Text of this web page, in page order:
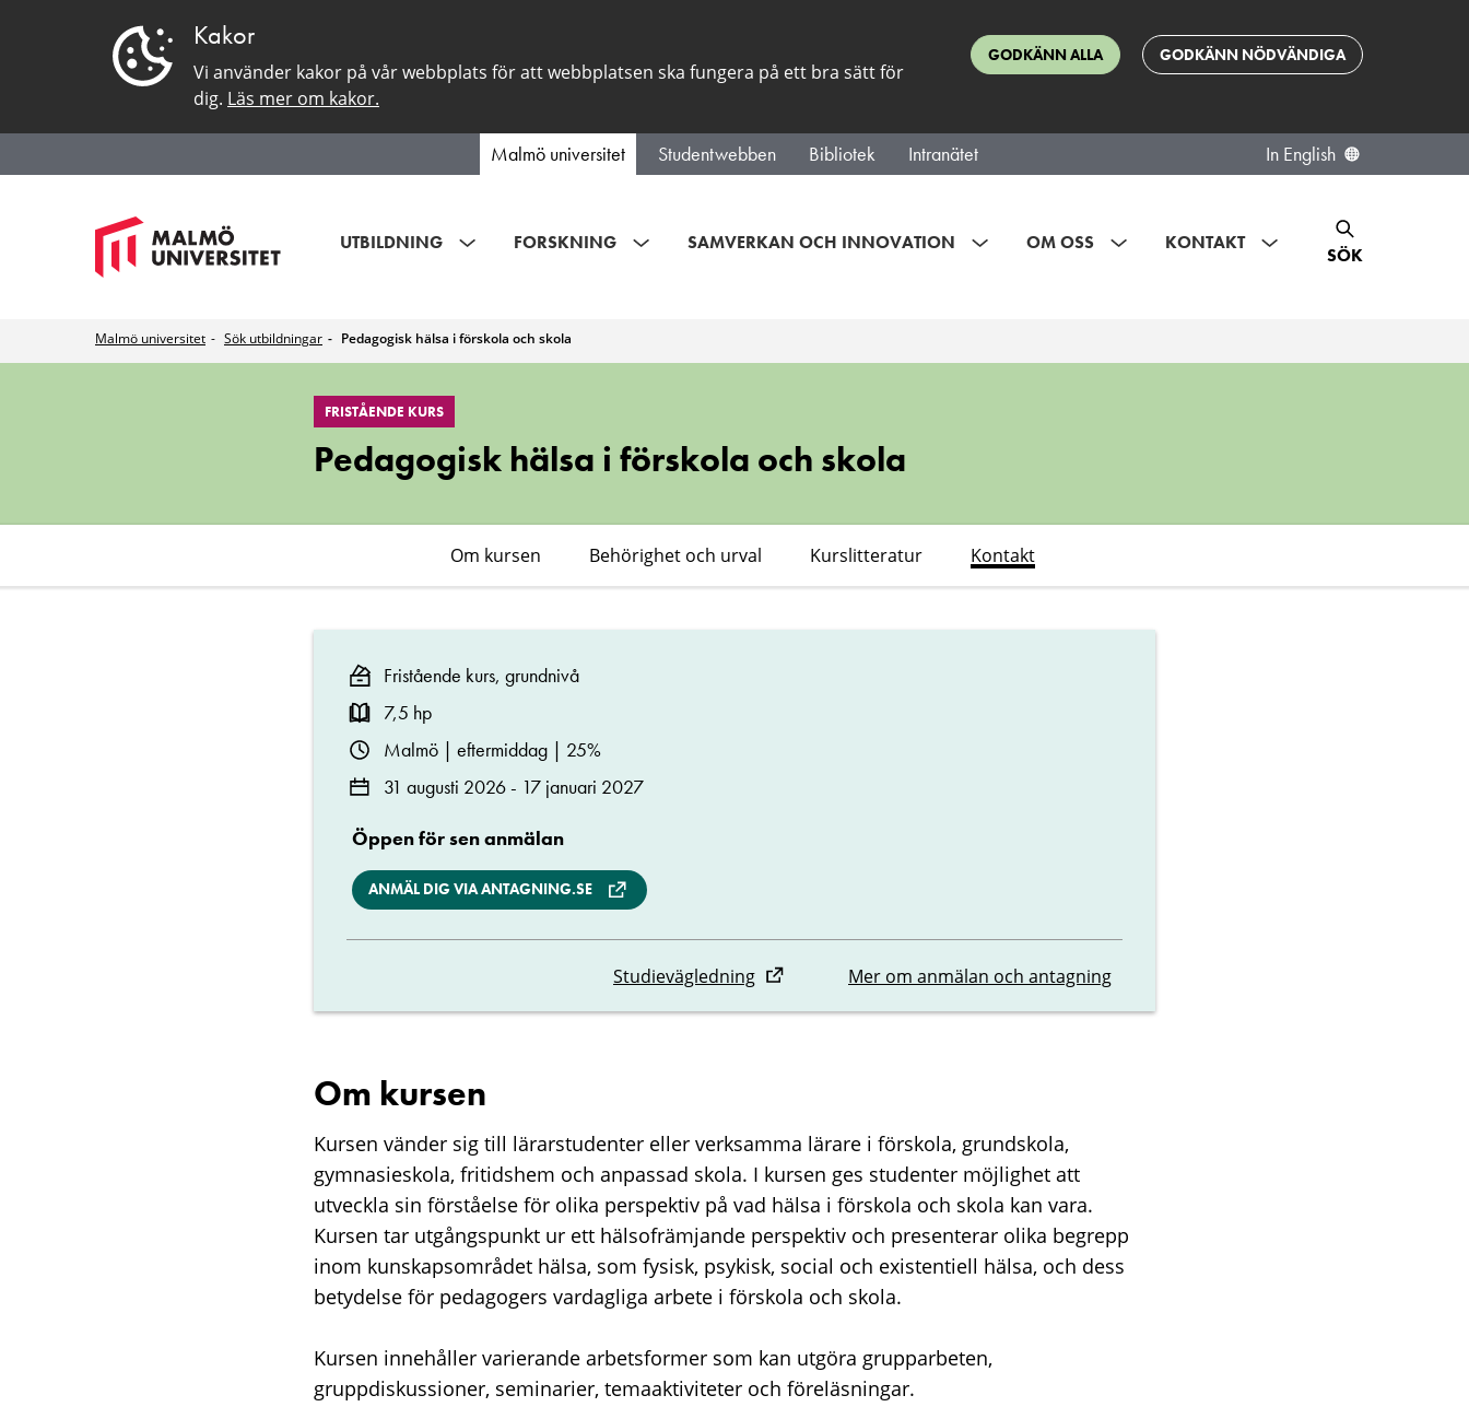
Kakor
Vi använder kakor på vår webbplats för att webbplatsen ska fungera på ett bra sätt för
dig. Läs mer om kakor.
GODKÄNN ALLA GODKÄNN NÖDVÄNDIGA
Malmö universitet Studentwebben Bibliotek Intranätet In English
UTBILDNING FORSKNING SAMVERKAN OCH INNOVATION OM OSS KONTAKT
SÖK
Malmö universitet Sök utbildningar Pedagogisk hälsa i förskola och skola
Pedagogisk
i
förskola
FRISTÅENDE KURS
Pedagogisk hälsa i förskola och skola
Om kursen Behörighet och urval Kurslitteratur Kontakt
Fristående kurs, grundnivå
7,5 hp
Malmö | eftermiddag | 25%
31 augusti 2026 - 17 januari 2027
Öppen för sen anmälan
ANMÄL DIG VIA ANTAGNING.SE
Studievägledning Mer om anmälan och antagning
Om kursen
Kursen vänder sig till lärarstudenter eller verksamma lärare i förskola, grundskola,
gymnasieskola, fritidshem och anpassad skola. I kursen ges studenter möjlighet att
utveckla sin förståelse för olika perspektiv på vad hälsa i förskola och skola kan vara.
Kursen tar utgångspunkt ur ett hälsofrämjande perspektiv och presenterar olika begrepp
inom kunskapsområdet hälsa, som fysisk, psykisk, social och existentiell hälsa, och dess
betydelse för pedagogers vardagliga arbete i förskola och skola.
Kursen innehåller varierande arbetsformer som kan utgöra grupparbeten,
gruppdiskussioner, seminarier, temaaktiviteter och föreläsningar.